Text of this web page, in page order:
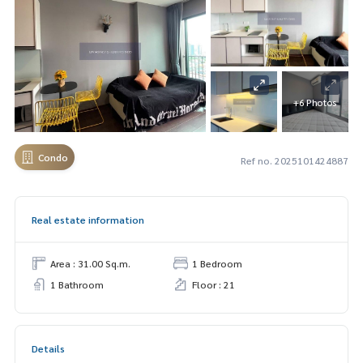
+6 Photos
Condo Ref no. 2025101424887
Real estate information
Area : 31.00 Sq.m.
1 Bedroom
1 Bathroom
Floor : 21
Details